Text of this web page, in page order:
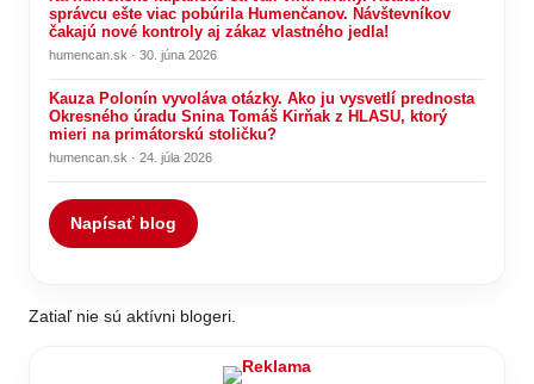
správcu ešte viac pobúrila Humenčanov. Návštevníkov
čakajú nové kontroly aj zákaz vlastného jedla!
humencan.sk · 30. júna 2026
Kauza Polonín vyvoláva otázky. Ako ju vysvetlí prednosta
Okresného úradu Snina Tomáš Kirňak z HLASU, ktorý
mieri na primátorskú stoličku?
humencan.sk · 24. júla 2026
Napísať blog
Zatiaľ nie sú aktívni blogeri.